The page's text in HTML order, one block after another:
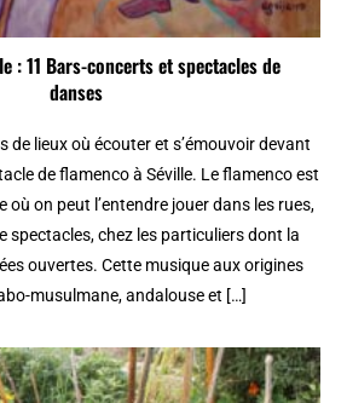
: 11 Bars-concerts et spectacles de
danses
de lieux où écouter et s’émouvoir devant
de flamenco à Séville. Le flamenco est
où on peut l’entendre jouer dans les rues,
spectacles, chez les particuliers dont la
ouvertes. Cette musique aux origines
musulmane, andalouse et […]